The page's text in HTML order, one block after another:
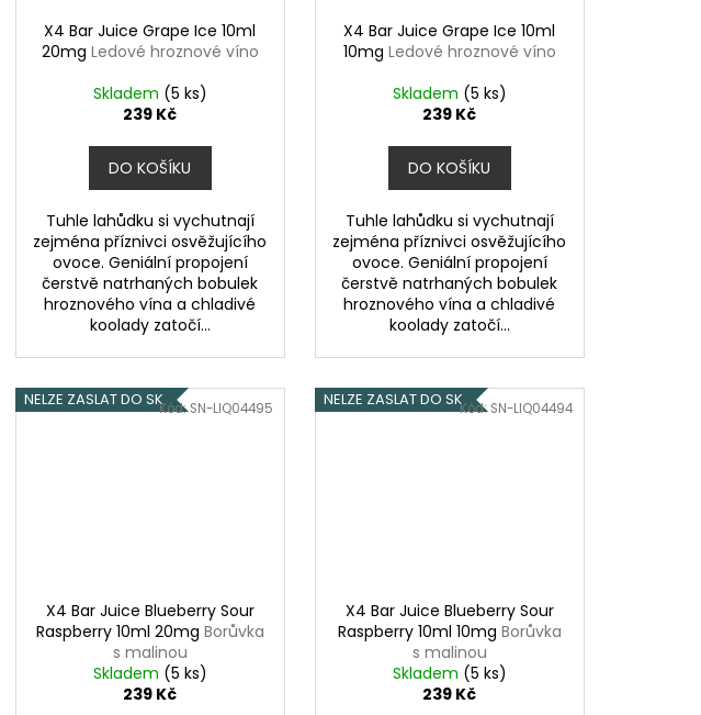
X4 Bar Juice Grape Ice 10ml
20mg Ledové hroznové víno
Skladem (5 ks)
239 Kč
DO KOŠÍKU
Tuhle lahůdku si vychutnají
zejména příznivci osvěžujícího
ovoce. Geniální propojení
čerstvě natrhaných bobulek
hroznového vína a chladivé
koolady zatočí...
X4 Bar Juice Grape Ice 10ml
10mg Ledové hroznové víno
Skladem (5 ks)
239 Kč
DO KOŠÍKU
Tuhle lahůdku si vychutnají
zejména příznivci osvěžujícího
ovoce. Geniální propojení
čerstvě natrhaných bobulek
hroznového vína a chladivé
koolady zatočí...
NELZE ZASLAT DO SK
X4 Bar Juice Blueberry Sour
Raspberry 10ml 20mg Borůvka
s malinou
Skladem (5 ks)
239 Kč
Kód:SN-LIQ04495 NELZE ZASLAT DO SK
X4 Bar Juice Blueberry Sour
Raspberry 10ml 10mg Borůvka
s malinou
Skladem (5 ks)
239 Kč
Kód:SN-LIQ04494